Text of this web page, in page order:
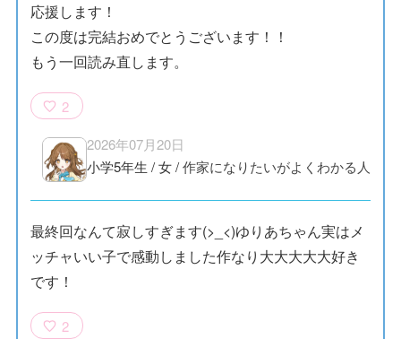
応援します！
この度は完結おめでとうございます！！
もう一回読み直します。
2
2026年07月20日
小学5年生 /女/作家になりたいがよくわかる人
最終回なんて寂しすぎます(>_<)ゆりあちゃん実はメ
ッチャいい子で感動しました作なり大大大大大好き
です！
2